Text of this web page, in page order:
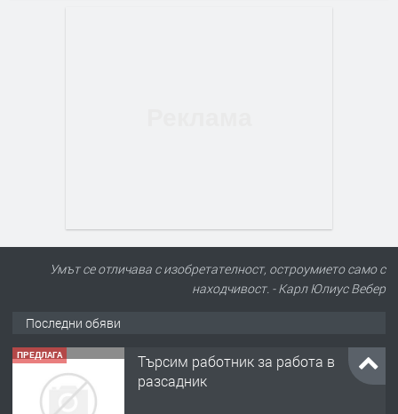
Умът се отличава с изобретателност, остроумието само с
находчивост. - Карл Юлиус Вебер
Последни обяви
ПРЕДЛАГА
Търсим работник за работа в
разсадник